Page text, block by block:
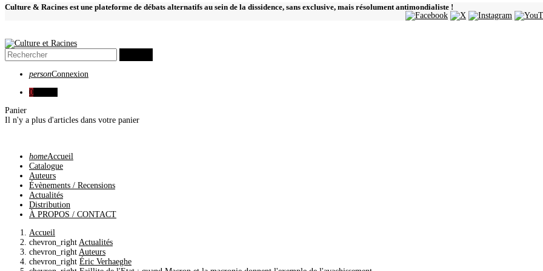
Culture & Racines est une plateforme de débats alternatifs au sein de la dissidence, sans exclusive, mais résolument antimondialiste !
personConnexion
0
Panier
Il n'y a plus d'articles dans votre panier
homeAccueil
Catalogue
Auteurs
Évènements / Recensions
Actualités
Distribution
À PROPOS / CONTACT
Accueil
chevron_right Actualités
chevron_right Auteurs
chevron_right Éric Verhaeghe